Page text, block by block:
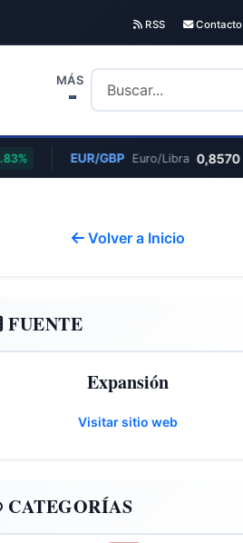
RSS Contacto
MÁS
EUR/GBP Euro/Libra 0,8570 —
Volver a Inicio
FUENTE
Expansión
Visitar sitio web
CATEGORÍAS